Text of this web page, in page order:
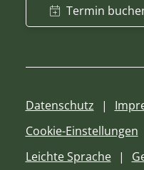
Termin
Datenschutz
Cookie-Einstellungen
Leichte Sprache